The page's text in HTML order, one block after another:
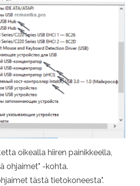
oikealla hiiren painikkeella,
ohjaimet" -kohta.
tästä tietokoneesta".